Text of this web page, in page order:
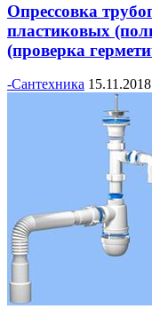
Опрессовка
пластиковых
(проверка
-Сантехника 15.11.2018